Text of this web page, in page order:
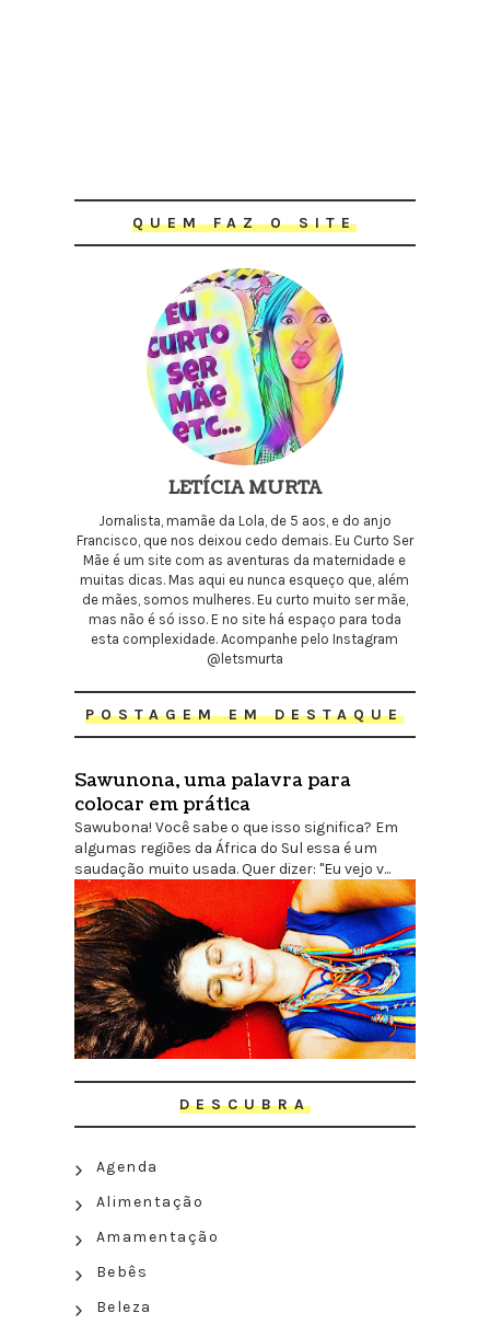
QUEM FAZ O SITE
LETÍCIA MURTA
Jornalista, mamãe da Lola, de 5 aos, e do anjo
Francisco, que nos deixou cedo demais. Eu Curto Ser
Mãe é um site com as aventuras da maternidade e
muitas dicas. Mas aqui eu nunca esqueço que, além
de mães, somos mulheres. Eu curto muito ser mãe,
mas não é só isso. E no site há espaço para toda
esta complexidade. Acompanhe pelo Instagram
@letsmurta
POSTAGEM EM DESTAQUE
Sawunona, uma palavra para
colocar em prática
Sawubona! Você sabe o que isso significa? Em
algumas regiões da África do Sul essa é um
saudação muito usada. Quer dizer: "Eu vejo v...
DESCUBRA
Agenda
Alimentação
Amamentação
Bebês
Beleza